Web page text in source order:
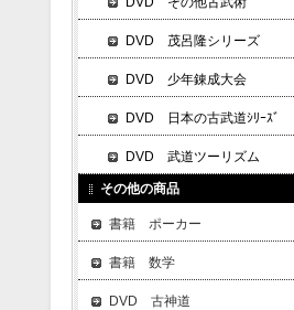
DVD 茂呂隆シリーズ
DVD 少年錬成大会
DVD 日本の古武道ｼﾘｰｽﾞ
DVD 武道ツーリズム
その他の商品
書籍 ポーカー
書籍 数学
DVD 古神道